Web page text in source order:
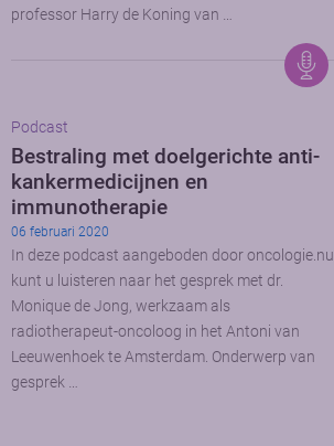
professor Harry de Koning van …
Podcast
Bestraling met doelgerichte anti-
kankermedicijnen en
immunotherapie
06 februari 2020
In deze podcast aangeboden door oncologie.nu
kunt u luisteren naar het gesprek met dr.
Monique de Jong, werkzaam als
radiotherapeut-oncoloog in het Antoni van
Leeuwenhoek te Amsterdam. Onderwerp van
gesprek …